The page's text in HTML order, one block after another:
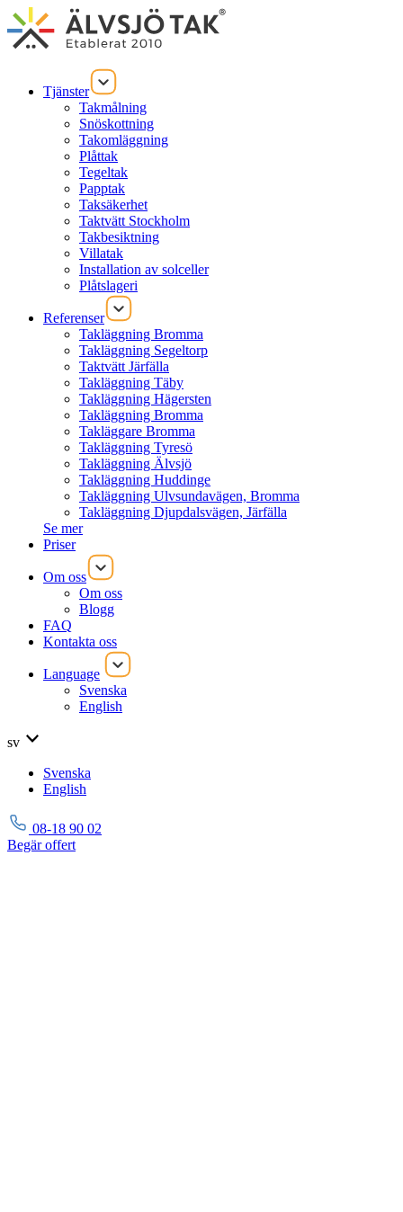
Tjänster
Takmålning
Snöskottning
Takomläggning
Plåttak
Tegeltak
Papptak
Taksäkerhet
Taktvätt Stockholm
Takbesiktning
Villatak
Installation av solceller
Plåtslageri
Referenser
Takläggning Bromma
Takläggning Segeltorp
Taktvätt Järfälla
Takläggning Täby
Takläggning Hägersten
Takläggning Bromma
Takläggare Bromma
Takläggning Tyresö
Takläggning Älvsjö
Takläggning Huddinge
Takläggning Ulvsundavägen, Bromma
Takläggning Djupdalsvägen, Järfälla
Se mer
Priser
Om oss
Om oss
Blogg
FAQ
Kontakta oss
Language
Svenska
English
sv
Svenska
English
08-18 90 02
Begäroffert